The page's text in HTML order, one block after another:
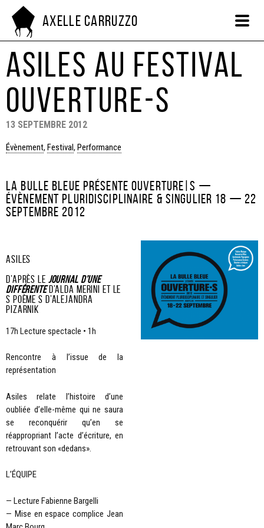
Axelle Carruzzo
Asiles au festival
OUVERTURE-S
13 SEPTEMBRE 2012
Évènement, Festival, Performance
LA BULLE BLEUE PRÉSENTE OUVERTURE|S —
ÉVÈNEMENT PLURIDISCIPLINAIRE & SINGULIER 18 — 22
SEPTEMBRE 2012
Asiles
D’après le Journal d’une
différented’Alda Merini et le
s poème s d’Alejandra
Pizarnik
17h Lecture spectacle • 1h
Rencontre à l’issue de la
représentation
Asiles relate l’histoire d’une
oubliée d’elle-même qui ne saura
se reconquérir qu’en se
réappropriant l’acte d’écriture, en
retrouvant son «dedans».
L’ÉQUIPE
— Lecture Fabienne Bargelli
— Mise en espace complice Jean